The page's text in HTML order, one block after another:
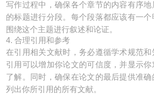
写作过程中，确保各个章节的内容有序地
的标题进行分段。每个段落都应该有一
围绕这个主题进行叙述和论证。
4. 合理引用和参考
在引用相关文献时，务必遵循学术规范
引用可以增加你论文的可信度，并显示你
了解。同时，确保在论文的最后提供准确
列出你所引用的所有文献。